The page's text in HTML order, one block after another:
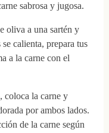
sabrosa y jugosa.
oliva a una sartén y
calienta, prepara tus
a la carne con el
coloca la carne y
por ambos lados.
de la carne según